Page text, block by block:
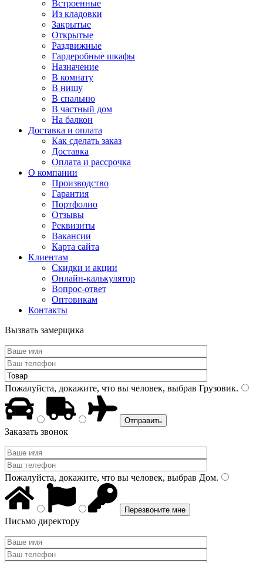
Встроенные
Из кладовки
Закрытые
Открытые
Раздвижные
Гардеробные шкафы
Назначение
В комнату
В нишу
В спальню
В частный дом
На балкон
Доставка и оплата
Как сделать заказ
Доставка
Оплата и рассрочка
О компании
Производство
Гарантия
Портфолио
Отзывы
Реквизиты
Вакансии
Карта сайта
Клиентам
Скидки и акции
Онлайн-калькулятор
Вопрос-ответ
Оптовикам
Контакты
Вызвать замерщика
Пожалуйста, докажите, что вы человек, выбрав Грузовик.
Заказать звонок
Пожалуйста, докажите, что вы человек, выбрав Дом.
Письмо директору